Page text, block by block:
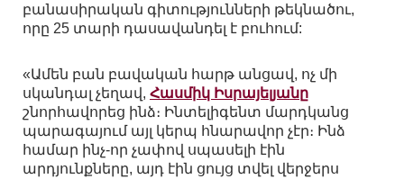
բանասիրական գիտությունների թեկնածու,
որը 25 տարի դասավանդել է բուհում:
«Ամեն բան բավական հարթ անցավ, ոչ մի
սկանդալ չեղավ, Հասմիկ Իսրայելյանը
շնորհավորեց ինձ։ Ինտելիգենտ մարդկանց
պարագայում այլ կերպ հնարավոր չէր։ Ինձ
համար ինչ-որ չափով սպասելի էին
արդյունքները, այդ էին ցույց տվել վերջերս